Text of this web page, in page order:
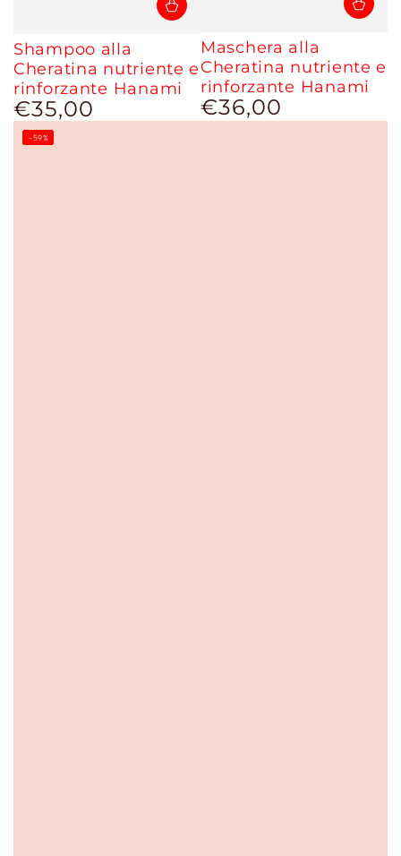
Shampoo alla
Cheratina nutriente e
rinforzante Hanami
Prezzo
regolare
€35,00
Maschera alla
Cheratina nutriente e
rinforzante Hanami
Prezzo
regolare
€36,00
–59%